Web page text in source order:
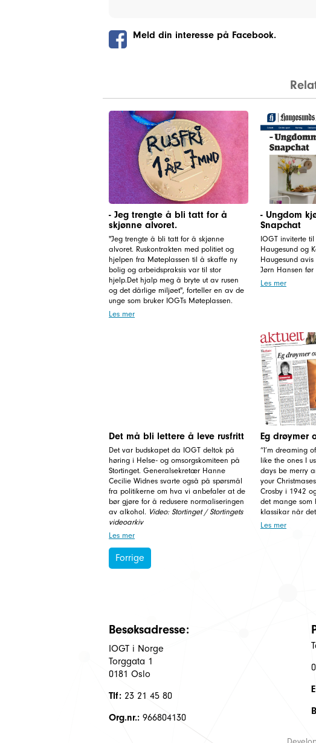
Meld din interesse på Facebook.
- Jeg trengte å bli tatt for å
skjønne alvoret.
"Jeg trengte å bli tatt for å skjønne
alvoret. Ruskontrakten med politiet og
hjelpen fra Møteplassen til å skaffe ny
bolig og arbeidspraksis var til stor
hjelp.Det hjalp meg å bryte ut av rusen
og det dårlige miljøet", forteller en av de
unge som bruker IOGTs Møteplassen.
Les mer
- Ungdom
Snapchat
IOGT inviterte
Haugesund og
Haugesund
Jørn Hansen før
Les mer
Det må bli lettere å leve rusfritt
Det var budskapet da IOGT deltok på
høring i Helse- og omsorgskomiteen på
Stortinget. Generalsekretær Hanne
Cecilie Widnes svarte også på spørsmål
fra politikerne om hva vi anbefaler at de
bør gjøre for å redusere normaliseringen
av alkohol. Video: Stortinget / Stortingets
videoarkiv
Les mer
Eg drøymer
“I’m dreaming
like the ones I
days be merry
your
Crosby i 1942
det mange som
klassikar når
Les mer
Forrige
Besøksadresse:
IOGT i Norge
Torggata 1
0181 Oslo
Tlf: 23 21 45 80
Org.nr.: 966804130